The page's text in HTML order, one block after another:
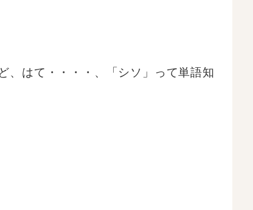
、はて・・・・、「シソ」って単語知